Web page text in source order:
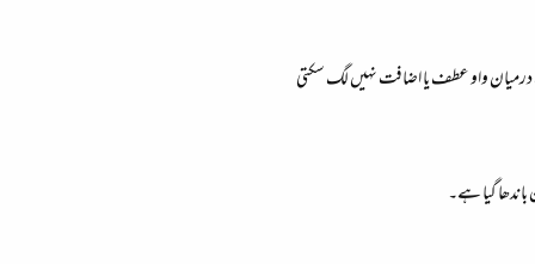
درمیان واو عطف یا اضافت نہیں لگ سکتی
گیا ہے۔